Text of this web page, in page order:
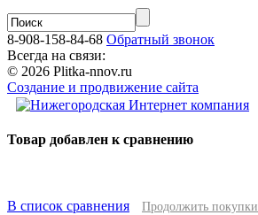
8-908-158-84-68 Обратный звонок
Всегда на связи:
© 2026 Plitka-nnov.ru
Создание и продвижение сайта
Товар добавлен к сравнению
В список сравнения Продолжить покупки